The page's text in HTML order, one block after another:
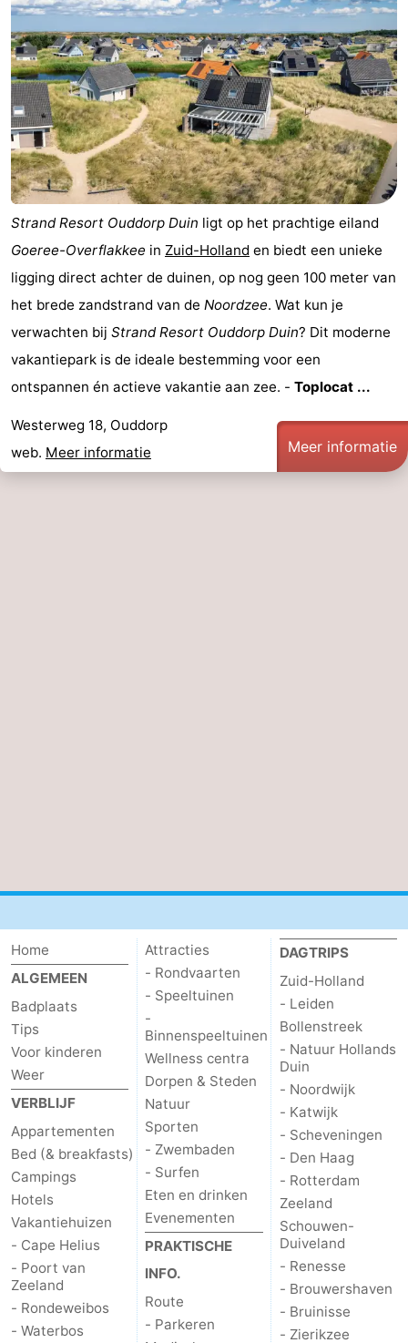
Strand Resort Ouddorp Duin ligt op het prachtige eiland
Goeree-Overflakkee in Zuid-Holland en biedt een unieke
ligging direct achter de duinen, op nog geen 100 meter van
het brede zandstrand van de Noordzee. Wat kun je
verwachten bij Strand Resort Ouddorp Duin? Dit moderne
vakantiepark is de ideale bestemming voor een
ontspannen én actieve vakantie aan zee. - Toplocat ...
Westerweg 18, Ouddorp
web. Meer informatie Meer informatie
Home
ALGEMEEN
Badplaats
Tips
Voor kinderen
Weer
VERBLIJF
Appartementen
Bed (& breakfasts)
Campings
Hotels
Vakantiehuizen
- Cape Helius
- Poort van
Zeeland
- Rondeweibos
- Waterbos
Attracties
- Rondvaarten
- Speeltuinen
-
Binnenspeeltuinen
Wellness centra
Dorpen & Steden
Natuur
Sporten
- Zwembaden
- Surfen
Eten en drinken
Evenementen
PRAKTISCHE
INFO.
Route
- Parkeren
DAGTRIPS
Zuid-Holland
- Leiden
Bollenstreek
- Natuur Hollands
Duin
- Noordwijk
- Katwijk
- Scheveningen
- Den Haag
- Rotterdam
Zeeland
Schouwen-
Duiveland
- Renesse
- Brouwershaven
- Bruinisse
- Zierikzee